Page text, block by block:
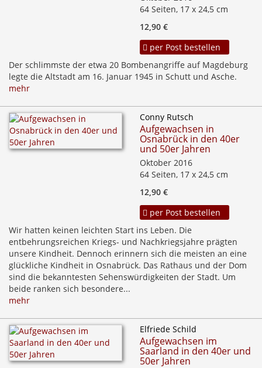
64 Seiten, 17 x 24,5 cm
12,90 €
per Post bestellen
Der schlimmste der etwa 20 Bombenangriffe auf Magdeburg
legte die Altstadt am 16. Januar 1945 in Schutt und Asche.
mehr
Conny Rutsch
Aufgewachsen in
Osnabrück in den 40er
und 50er Jahren
Oktober 2016
64 Seiten, 17 x 24,5 cm
12,90 €
per Post bestellen
Wir hatten keinen leichten Start ins Leben. Die
entbehrungsreichen Kriegs- und Nachkriegsjahre prägten
unsere Kindheit. Dennoch erinnern sich die meisten an eine
glückliche Kindheit in Osnabrück. Das Rathaus und der Dom
sind die bekanntesten Sehenswürdigkeiten der Stadt. Um
beide ranken sich besondere...
mehr
Elfriede Schild
Aufgewachsen im
Saarland in den 40er und
50er Jahren